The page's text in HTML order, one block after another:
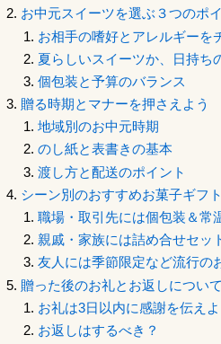
お中元スイーツを選ぶ３つのポ
お相手の嗜好とアレルギーを
夏らしいスイーツか、日持ち
個包装と予算のバランス
贈る時期とマナーを押さえよう
地域別のお中元時期
のし紙と表書きの基本
渡し方と配送のポイント
シーン別のおすすめお菓子ギフト
職場・取引先には個包装＆常
親戚・家族には詰め合せセッ
友人には季節限定など流行の
贈った後のお礼とお返しについて
お礼は3日以内に感謝を伝えよ
お返しはするべき？